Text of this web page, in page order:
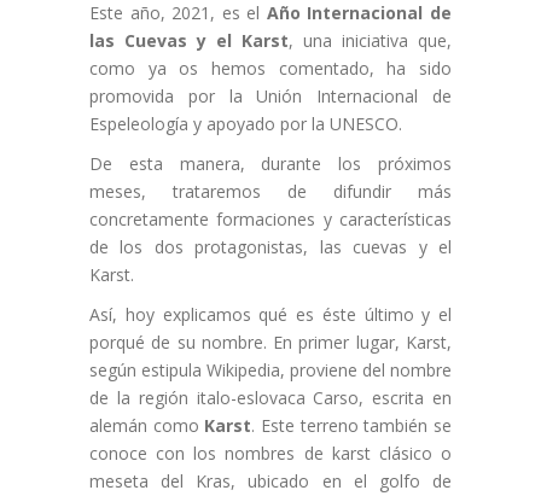
Este año, 2021, es el Año Internacional de
las Cuevas y el Karst, una iniciativa que,
como ya os hemos comentado, ha sido
promovida por la Unión Internacional de
Espeleología y apoyado por la UNESCO.
De esta manera, durante los próximos
meses, trataremos de difundir más
concretamente formaciones y características
de los dos protagonistas, las cuevas y el
Karst.
Así, hoy explicamos qué es éste último y el
porqué de su nombre. En primer lugar, Karst,
según estipula Wikipedia, proviene del nombre
de la región italo-eslovaca Carso, escrita en
alemán como Karst. Este terreno también se
conoce con los nombres de karst clásico o
meseta del Kras, ubicado en el golfo de